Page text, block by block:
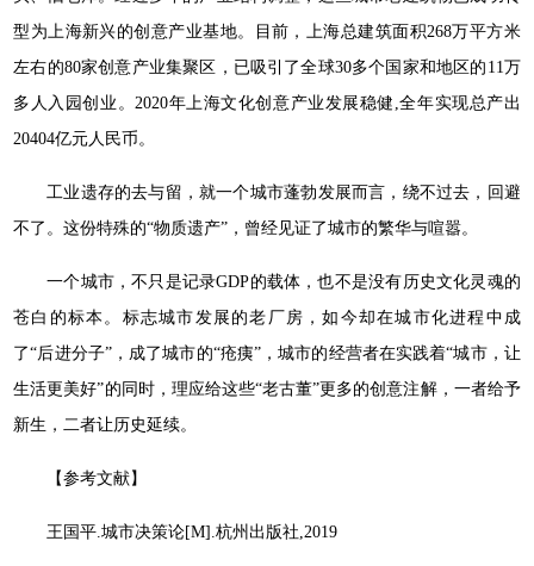
型为上海新兴的创意产业基地。目前，上海总建筑面积268万平方米
左右的80家创意产业集聚区，已吸引了全球30多个国家和地区的11万
多人入园创业。2020年上海文化创意产业发展稳健,全年实现总产出
20404亿元人民币。
工业遗存的去与留，就一个城市蓬勃发展而言，绕不过去，回避
不了。这份特殊的“物质遗产”，曾经见证了城市的繁华与喧嚣。
一个城市，不只是记录GDP的载体，也不是没有历史文化灵魂的
苍白的标本。标志城市发展的老厂房，如今却在城市化进程中成
了“后进分子”，成了城市的“疮痍”，城市的经营者在实践着“城市，让
生活更美好”的同时，理应给这些“老古董”更多的创意注解，一者给予
新生，二者让历史延续。
【参考文献】
王国平.城市决策论[M].杭州出版社,2019